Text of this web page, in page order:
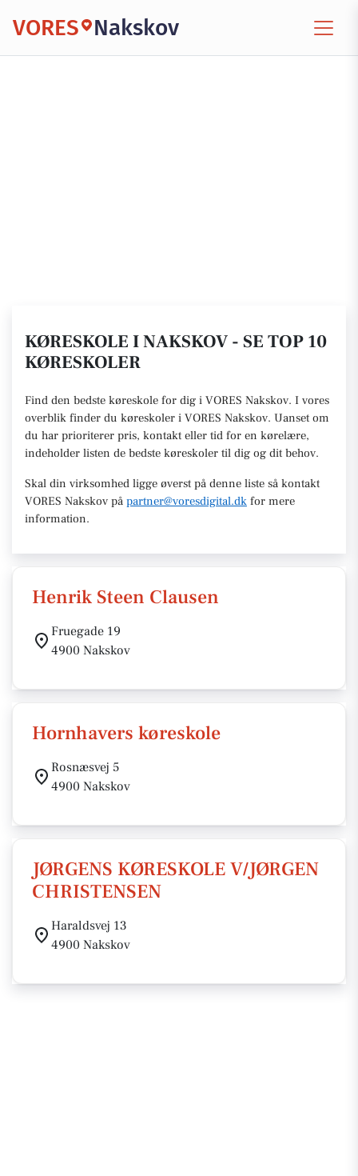
VORES Nakskov
KØRESKOLE I NAKSKOV - SE TOP 10
KØRESKOLER
Find den bedste køreskole for dig i VORES Nakskov. I vores
overblik finder du køreskoler i VORES Nakskov. Uanset om
du har prioriterer pris, kontakt eller tid for en kørelære,
indeholder listen de bedste køreskoler til dig og dit behov.
Skal din virksomhed ligge øverst på denne liste så kontakt
VORES Nakskov på partner@voresdigital.dk for mere
information.
Henrik Steen Clausen
Fruegade 19
4900 Nakskov
Hornhavers køreskole
Rosnæsvej 5
4900 Nakskov
JØRGENS KØRESKOLE V/JØRGEN
CHRISTENSEN
Haraldsvej 13
4900 Nakskov